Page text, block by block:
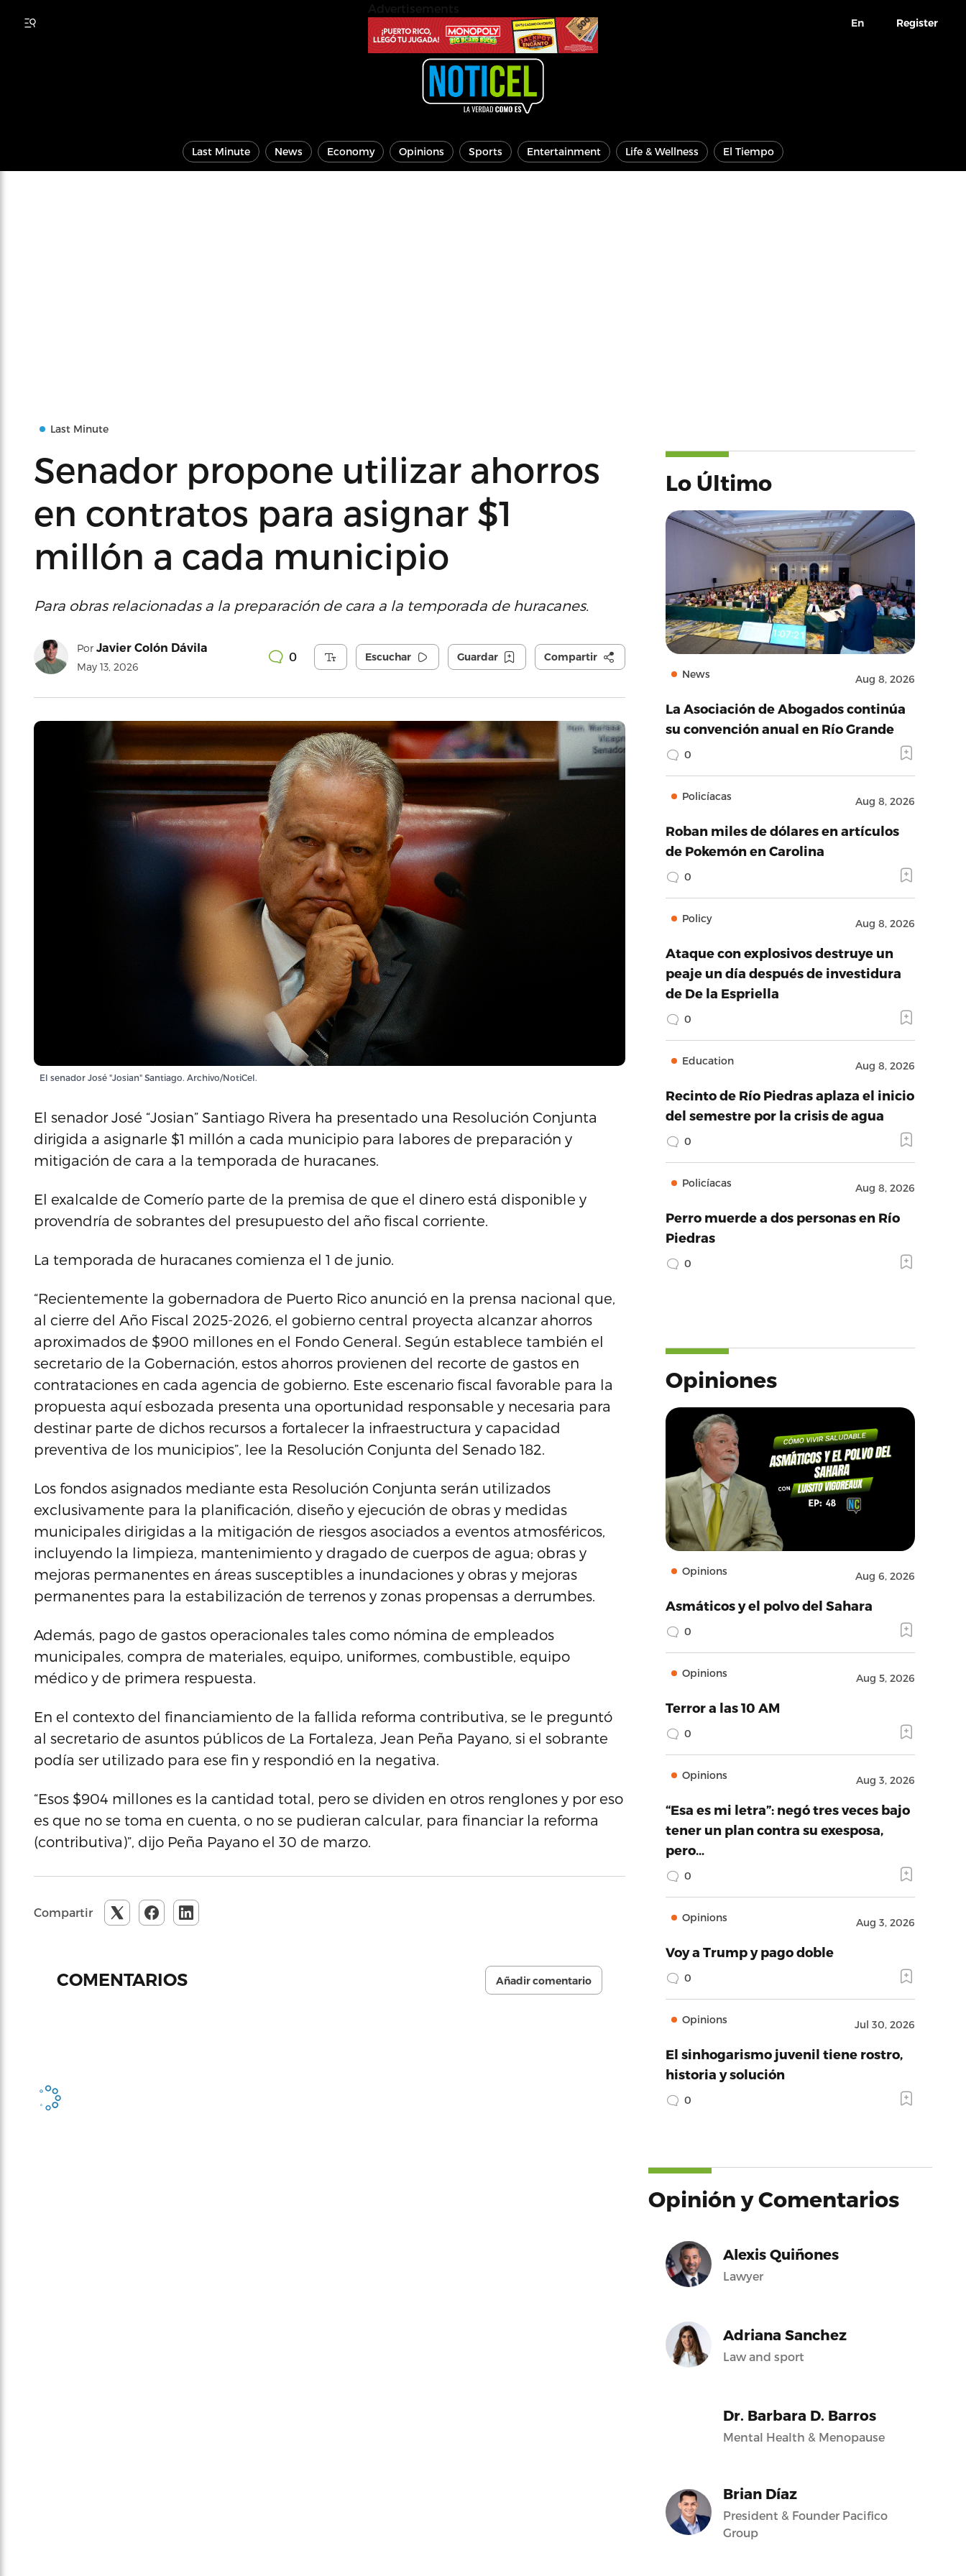
En Register
Last Minute News Economy Opinions Sports Entertainment Life & Wellness El Tiempo
Last Minute
Senador propone utilizar ahorros
en contratos para asignar $1
millón a cada municipio
Para obras relacionadas a la preparación de cara a la temporada de huracanes.
Por Javier Colón Dávila
May 13, 2026
0 Escuchar Guardar Compartir
El senador José "Josian" Santiago. Archivo/NotiCel.
El senador José “Josian” Santiago Rivera ha presentado una Resolución Conjunta
dirigida a asignarle $1 millón a cada municipio para labores de preparación y
mitigación de cara a la temporada de huracanes.
El exalcalde de Comerío parte de la premisa de que el dinero está disponible y
provendría de sobrantes del presupuesto del año fiscal corriente.
La temporada de huracanes comienza el 1 de junio.
“Recientemente la gobernadora de Puerto Rico anunció en la prensa nacional que,
al cierre del Año Fiscal 2025-2026, el gobierno central proyecta alcanzar ahorros
aproximados de $900 millones en el Fondo General. Según establece también el
secretario de la Gobernación, estos ahorros provienen del recorte de gastos en
contrataciones en cada agencia de gobierno. Este escenario fiscal favorable para la
propuesta aquí esbozada presenta una oportunidad responsable y necesaria para
destinar parte de dichos recursos a fortalecer la infraestructura y capacidad
preventiva de los municipios”, lee la Resolución Conjunta del Senado 182.
Los fondos asignados mediante esta Resolución Conjunta serán utilizados
exclusivamente para la planificación, diseño y ejecución de obras y medidas
municipales dirigidas a la mitigación de riesgos asociados a eventos atmosféricos,
incluyendo la limpieza, mantenimiento y dragado de cuerpos de agua; obras y
mejoras permanentes en áreas susceptibles a inundaciones y obras y mejoras
permanentes para la estabilización de terrenos y zonas propensas a derrumbes.
Además, pago de gastos operacionales tales como nómina de empleados
municipales, compra de materiales, equipo, uniformes, combustible, equipo
médico y de primera respuesta.
En el contexto del financiamiento de la fallida reforma contributiva, se le preguntó
al secretario de asuntos públicos de La Fortaleza, Jean Peña Payano, si el sobrante
podía ser utilizado para ese fin y respondió en la negativa.
“Esos $904 millones es la cantidad total, pero se dividen en otros renglones y por eso
es que no se toma en cuenta, o no se pudieran calcular, para financiar la reforma
(contributiva)”, dijo Peña Payano el 30 de marzo.
Compartir
COMENTARIOS Añadir comentario
Lo Último
News Aug 8, 2026
La Asociación de Abogados continúa
su convención anual en Río Grande
0
Policíacas Aug 8, 2026
Roban miles de dólares en artículos
de Pokemón en Carolina
0
Policy Aug 8, 2026
Ataque con explosivos destruye un
peaje un día después de investidura
de De la Espriella
0
Education Aug 8, 2026
Recinto de Río Piedras aplaza el inicio
del semestre por la crisis de agua
0
Policíacas Aug 8, 2026
Perro muerde a dos personas en Río
Piedras
0
Opiniones
Opinions Aug 6, 2026
Asmáticos y el polvo del Sahara
0
Opinions Aug 5, 2026
Terror a las 10 AM
0
Opinions Aug 3, 2026
“Esa es mi letra”: negó tres veces bajo
tener un plan contra su exesposa,
pero…
0
Opinions Aug 3, 2026
Voy a Trump y pago doble
0
Opinions Jul 30, 2026
El sinhogarismo juvenil tiene rostro,
historia y solución
0
Opinión y Comentarios
Alexis Quiñones
Lawyer
Adriana Sanchez
Law and sport
Dr. Barbara D. Barros
Mental Health & Menopause
Brian Díaz
President & Founder Pacifico
Group